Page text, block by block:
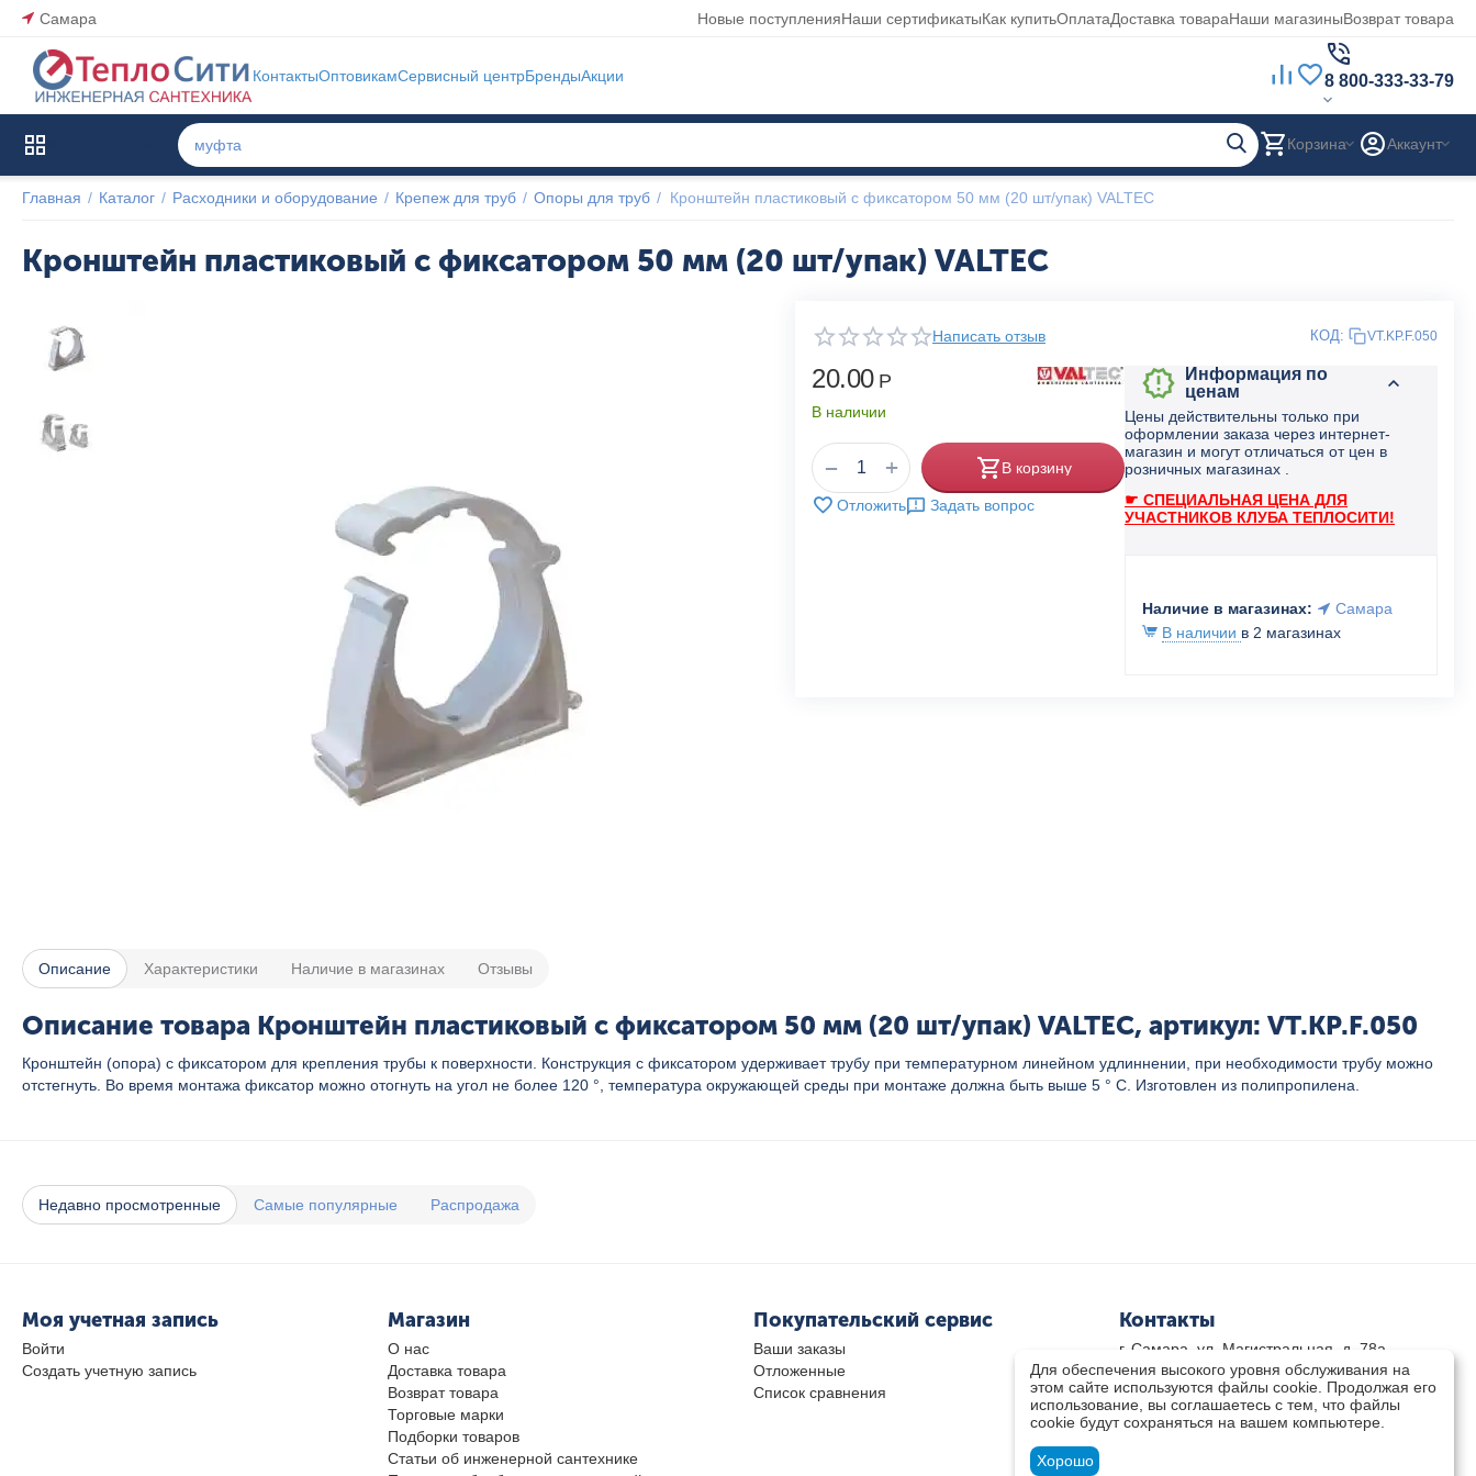
Самара Новые поступленияНаши сертификатыКак купитьОплатаДоставка товараНаши магазиныВозврат товара
КонтактыОптовикамСервисный центрБрендыАкции 8 800-333-33-79
Корзина Аккаунт
Главная / Каталог / Расходники и оборудование / Крепеж для труб / Опоры для труб / Кронштейн пластиковый c фиксатором 50 мм (20 шт/упак) VALTEC
Кронштейн пластиковый c фиксатором 50 мм (20 шт/упак) VALTEC
Написать отзыв КОД: VT.KP.F.050
20.00 Р
В наличии
+
− В корзину
Отложить Задать вопрос
Информация по
ценам
Цены действительны только при
оформлении заказа через интернет-
магазин и могут отличаться от цен в
розничных магазинах .
☛ СПЕЦИАЛЬНАЯ ЦЕНА ДЛЯ
УЧАСТНИКОВ КЛУБА ТЕПЛОСИТИ!
Наличие в магазинах:
Самара
В наличии в 2 магазинах
Описание Характеристики Наличие в магазинах Отзывы
Описание товара Кронштейн пластиковый c фиксатором 50 мм (20 шт/упак) VALTEC, артикул: VT.KP.F.050
Кронштейн (опора) с фиксатором для крепления трубы к поверхности. Конструкция с фиксатором удерживает трубу при температурном линейном удлиннении, при необходимости трубу можно
отстегнуть. Во время монтажа фиксатор можно отогнуть на угол не более 120 °, температура окружающей среды при монтаже должна быть выше 5 ° С. Изготовлен из полипропилена.
Недавно просмотренные Самые популярные Распродажа
Моя учетная запись
Войти
Создать учетную запись
Магазин
О нас
Доставка товара
Возврат товара
Торговые марки
Подборки товаров
Статьи об инженерной сантехнике
Покупательский сервис
Ваши заказы
Отложенные
Список сравнения
Контакты
г. Самара, ул. Магистральная, д. 78а
8 800-333-33-79(звонок бесплатный)
8(846)-211-03-15
Пн-Пт 8.30 - 17.30 Сб 9.00 - 16.00
zakaz@teplocity.com
Для обеспечения высокого уровня обслуживания на
этом сайте используются файлы cookie. Продолжая его
использование, вы соглашаетесь с тем, что файлы
cookie будут сохраняться на вашем компьютере.
Хорошо